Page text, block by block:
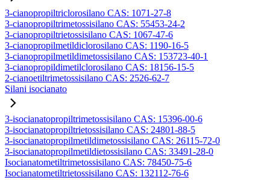
3-cianopropiltriclorosilano CAS: 1071-27-8
3-cianopropiltrimetossisilano CAS: 55453-24-2
3-cianopropiltrietossisilano CAS: 1067-47-6
3-cianopropilmetildiclorosilano CAS: 1190-16-5
3-cianopropilmetildimetossisilano CAS: 153723-40-1
3-cianopropildimetilclorosilano CAS: 18156-15-5
2-cianoetiltrimetossisilano CAS: 2526-62-7
Silani isocianato
3-isocianatopropiltrimetossisilano CAS: 15396-00-6
3-isocianatopropiltrietossisilano CAS: 24801-88-5
3-isocianatopropilmetildimetossisilano CAS: 26115-72-0
3-isocianatopropilmetildietossisilano CAS: 33491-28-0
Isocianatometiltrimetossisilano CAS: 78450-75-6
Isocianatometiltrietossisilano CAS: 132112-76-6